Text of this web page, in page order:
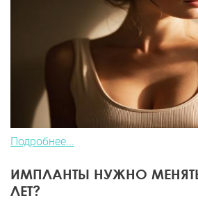
Подробнее...
ИМПЛАНТЫ НУЖНО
ЛЕТ?